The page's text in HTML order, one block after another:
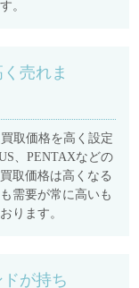
。
売れま
取価格を高く設定
、PENTAXなどの
取価格は高くなる
需要が常に高いも
ります。
が持ち